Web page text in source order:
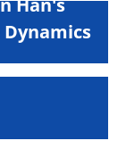
Han's
Dynamics